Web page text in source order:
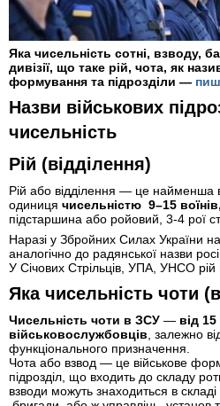
Яка чисельність сотні, взводу,
дивізії, що таке рій, чота, як
формування та підрозділи —
Назви військових
чисельність
Рій (відділення)
Рій або відділення — це найменша
одиниця чисельністю 9–15 воїнів,
підстаршина або ройовий, 3-4 рої
Наразі у Збройних Силах України
аналогічно до радянської назви
У Січових Стрільців, УПА, УНСО рій
Яка чисельність чоти
Чисельність чоти в ЗСУ — від
військовослужбовців, залежно
функціонального призначення.
Чота або взвод — це військове
підрозділ, що входить до складу
взводи можуть знаходиться в складі